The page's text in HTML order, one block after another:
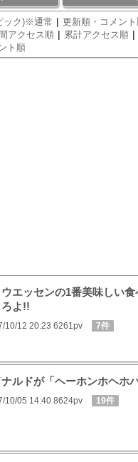
ック)※通常 | 更新順・コメン
アクセス順 | 累計アクセス順 |
ト順
ウエッセンの1番美味しい
よ!!
10/12 20:23 6261pv 7件
ルドが「ヘーホンホヘホ
10/05 14:40 8624pv 19件